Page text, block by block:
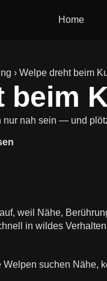
Home
› Welpe dreht beim
beim
nah sein — und
weil Nähe,
in wildes
suchen